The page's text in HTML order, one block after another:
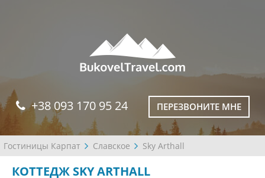
+38 093 170 95 24 ПЕРЕЗВОНИТЕ МНЕ
Гостиницы Карпат Славское Sky Arthall
КОТТЕДЖ SKY ARTHALL